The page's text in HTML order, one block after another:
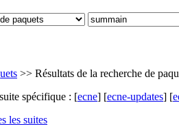
>> Résultats de la recherche de
spécifique : [ecne] [ecne-updates] [
les suites